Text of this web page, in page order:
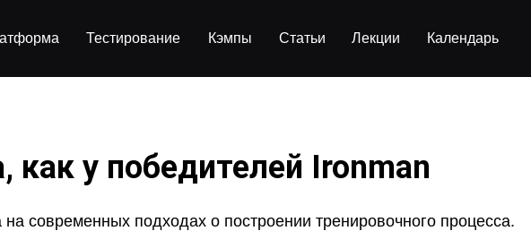
Кэмпы
Тестирование Статьи Лекции Календарь
как у победителей Ironman
современных подходах о построении тренировочного процесса.